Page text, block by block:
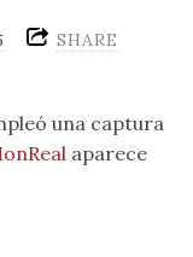
SHARE
una captura
aparece